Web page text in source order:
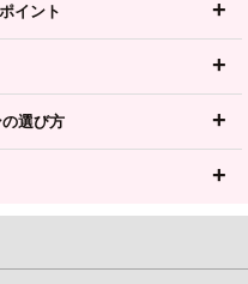
イント
選び方